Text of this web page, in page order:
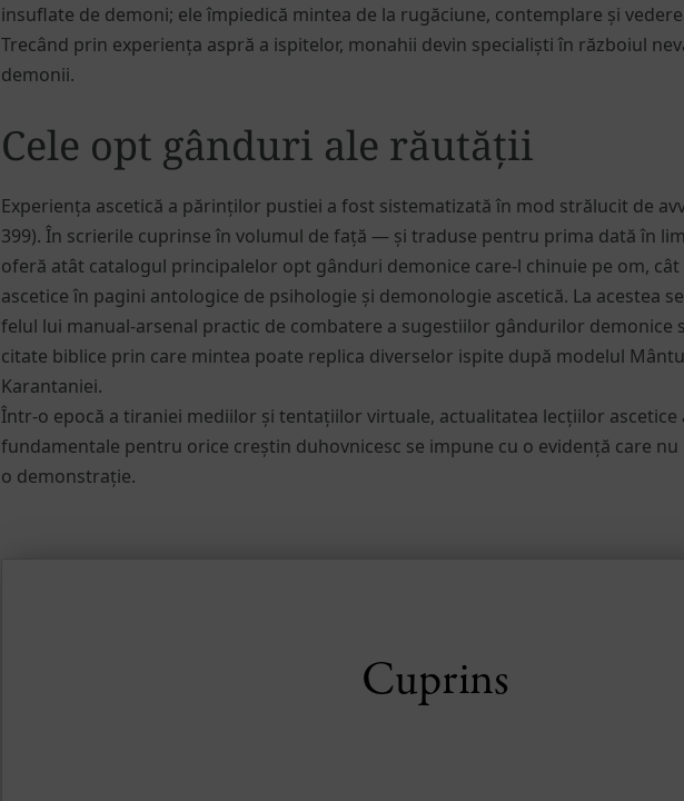
insuflate de demoni; ele împiedică mintea de la rugăciune, contemplare și
Trecând prin experiența aspră a ispitelor, monahii devin specialiști în războiul
demonii.
Cele opt gânduri ale răutății
Experiența ascetică a părinților pustiei a fost sistematizată în mod strălucit de
399). În scrierile cuprinse în volumul de față — și traduse pentru prima dată în
oferă atât catalogul principalelor opt gânduri demonice care-l chinuie pe om,
ascetice în pagini antologice de psihologie și demonologie ascetică. La acestea
felul lui manual-arsenal practic de combatere a sugestiilor gândurilor demonice
citate biblice prin care mintea poate replica diverselor ispite după modelul
Karantaniei.
Într-o epocă a tiraniei mediilor și tentațiilor virtuale, actualitatea lecțiilor ascetice
fundamentale pentru orice creștin duhovnicesc se impune cu o evidență care nu
o demonstrație.